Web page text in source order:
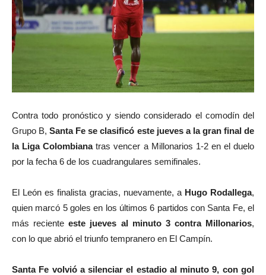
Contra todo pronóstico y siendo considerado el comodín del
Grupo B,Santa Fe se clasificó este jueves a la gran final de
la Liga Colombianatras vencer a Millonarios 1-2 en el duelo
por la fecha 6 de los cuadrangulares semifinales.
El León es finalista gracias, nuevamente, a Hugo Rodallega,
quien marcó 5 goles en los últimos 6 partidos con Santa Fe, el
más recienteeste jueves al minuto 3 contra Millonarios,
con lo que abrió el triunfo tempranero en El Campín.
Santa Fe volvió a silenciar el estadio al minuto 9, con gol